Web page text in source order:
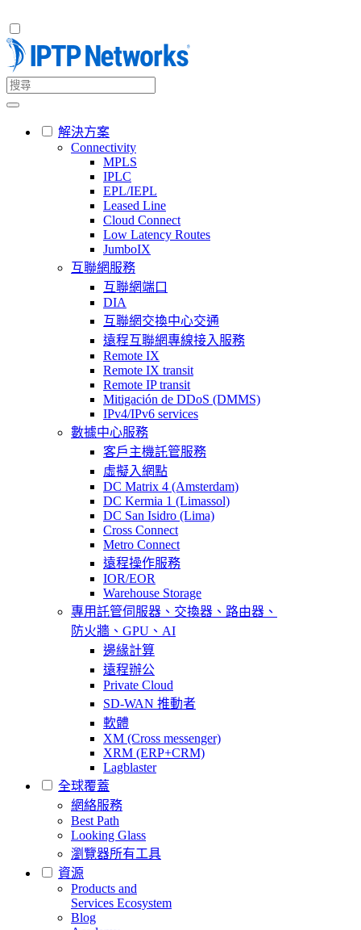
解決方案
Connectivity
MPLS
IPLC
EPL/IEPL
Leased Line
Cloud Connect
Low Latency Routes
JumboIX
互聯網服務
互聯網端口
DIA
互聯網交換中心交通
遠程互聯網專線接入服務
Remote IX
Remote IX transit
Remote IP transit
Mitigación de DDoS (DMMS)
IPv4/IPv6 services
數據中心服務
客戶主機託管服務
虛擬入網點
DC Matrix 4 (Amsterdam)
DC Kermia 1 (Limassol)
DC San Isidro (Lima)
Cross Connect
Metro Connect
遠程操作服務
IOR/EOR
Warehouse Storage
專用託管伺服器、交換器、路由器、
防火牆、GPU、AI
邊緣計算
遠程辦公
Private Cloud
SD-WAN 推動者
軟體
XM (Cross messenger)
XRM (ERP+CRM)
Lagblaster
全球覆蓋
網絡服務
Best Path
Looking Glass
瀏覽器所有工具
資源
Products and
Services Ecosystem
Blog